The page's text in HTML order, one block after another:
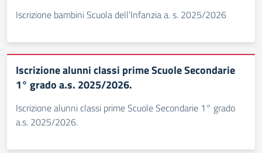
Iscrizione bambini Scuola dell’Infanzia a. s. 2025/2026
Iscrizione alunni classi prime Scuole Secondarie
1° grado a.s. 2025/2026.
Iscrizione alunni classi prime Scuole Secondarie 1° grado
a.s. 2025/2026.